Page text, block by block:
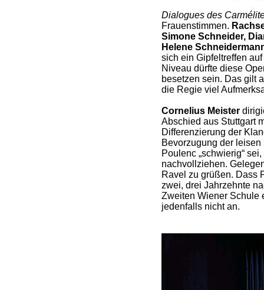
Dialogues des
Frauenstimmen.
Simone Schneider,
Helene
sich ein Gipfeltreffen
Niveau dürfte diese
besetzen sein. Das gilt
die Regie viel
Cornelius Meister
Abschied aus Stuttgart
Differenzierung der
Bevorzugung der
Poulenc „schwierig“
nachvollziehen.
Ravel zu grüßen. Dass
zwei, drei Jahrzehnte
Zweiten Wiener Schule
jedenfalls nicht an.